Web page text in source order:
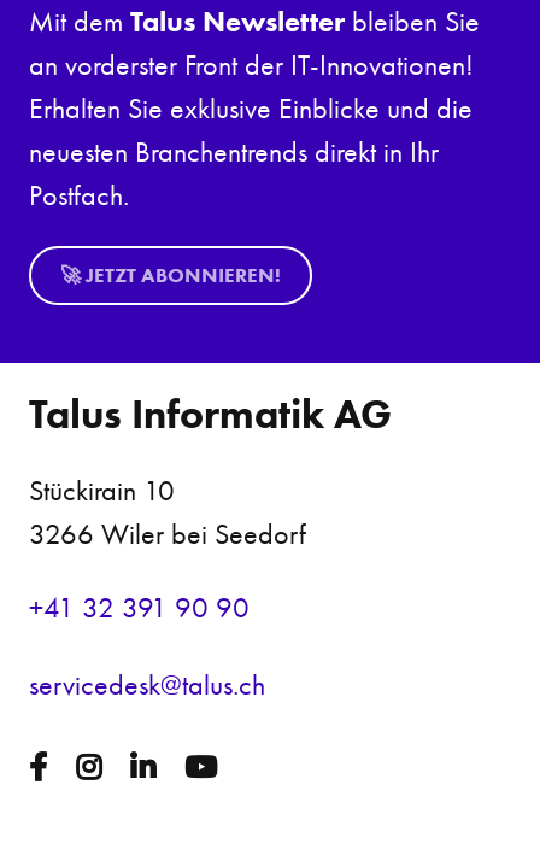
Mit dem Talus Newsletter bleiben Sie
an vorderster Front der IT-Innovationen!
Erhalten Sie exklusive Einblicke und die
neuesten Branchentrends direkt in Ihr
Postfach.
🚀 JETZT ABONNIEREN!
Talus Informatik AG
Stückirain 10
3266 Wiler bei Seedorf
+41 32 391 90 90
s rv c d sk t l s ch